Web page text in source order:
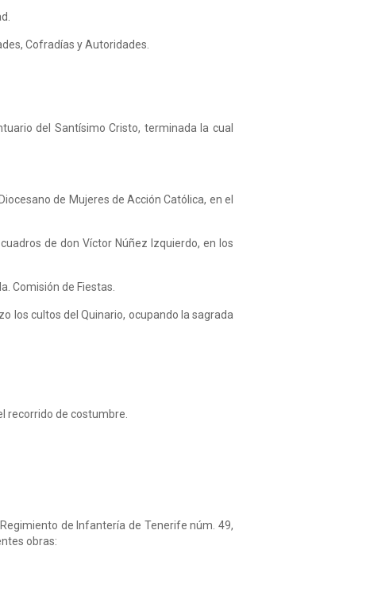
Cofradías y Autoridades.
del Santísimo Cristo, terminada la cual
de Mujeres de Acción Católica, en el
de don Víctor Núñez Izquierdo, en los
Comisión de Fiestas.
los cultos del Quinario, ocupando la sagrada
recorrido de costumbre.
de Infantería de Tenerife núm. 49,
obras: